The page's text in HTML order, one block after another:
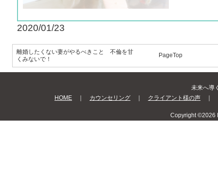
2020/01/23
離婚したくない妻がやるべきこと 不倫を甘
くみないで！
PageTop
未来へ導
HOME ｜ カウンセリング ｜ クライアント様の声 ｜
Copyright ©2026